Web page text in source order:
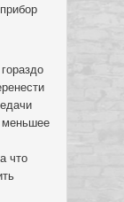
меньшее
что